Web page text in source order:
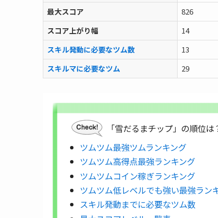
最大スコア
826
スコア上がり幅
14
スキル発動に必要なツム数
13
スキルマに必要なツム
29
「雪だるまチップ」の順位は
ツムツム最強ツムランキング
ツムツム高得点最強ランキング
ツムツムコイン稼ぎランキング
ツムツム低レベルでも強い最強ラン
スキル発動までに必要なツム数